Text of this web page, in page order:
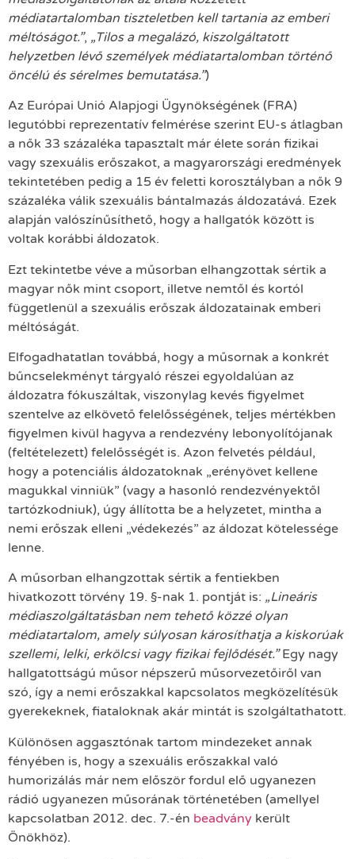
médiatartalomban tiszteletben kell tartania az emberi
méltóságot.”, „Tilos a megalázó, kiszolgáltatott
helyzetben lévő személyek médiatartalomban történő
öncélú és sérelmes bemutatása.”)
Az Európai Unió Alapjogi Ügynökségének (FRA)
legutóbbi reprezentatív felmérése szerint EU-s átlagban
a nők 33 százaléka tapasztalt már élete során fizikai
vagy szexuális erőszakot, a magyarországi eredmények
tekintetében pedig a 15 év feletti korosztályban a nők 9
százaléka válik szexuális bántalmazás áldozatává. Ezek
alapján valószínűsíthető, hogy a hallgatók között is
voltak korábbi áldozatok.
Ezt tekintetbe véve a műsorban elhangzottak sértik a
magyar nők mint csoport, illetve nemtől és kortól
függetlenül a szexuális erőszak áldozatainak emberi
méltóságát.
Elfogadhatatlan továbbá, hogy a műsornak a konkrét
bűncselekményt tárgyaló részei egyoldalúan az
áldozatra fókuszáltak, viszonylag kevés figyelmet
szentelve az elkövető felelősségének, teljes mértékben
figyelmen kivül hagyva a rendezvény lebonyolítójanak
(feltételezett) felelősségét is. Azon felvetés például,
hogy a potenciális áldozatoknak „erényövet kellene
magukkal vinniük” (vagy a hasonló rendezvényektől
tartózkodniuk), úgy állította be a helyzetet, mintha a
nemi erőszak elleni „védekezés” az áldozat kötelessége
lenne.
A műsorban elhangzottak sértik a fentiekben
hivatkozott törvény 19. §-nak 1. pontját is: „Lineáris
médiaszolgáltatásban nem tehető közzé olyan
médiatartalom, amely súlyosan károsíthatja a kiskorúak
szellemi, lelki, erkölcsi vagy fizikai fejlődését.”Egy nagy
hallgatottságú műsor népszerű műsorvezetőiről van
szó, így a nemi erőszakkal kapcsolatos megközelítésük
gyerekeknek, fiataloknak akár mintát is szolgáltathatott.
Különösen aggasztónak tartom mindezeket annak
fényében is, hogy a szexuális erőszakkal való
humorizálás már nem először fordul elő ugyanezen
rádió ugyanezen műsorának történetében (amellyel
kapcsolatban 2012. dec. 7.-én beadvány került
Önökhöz).